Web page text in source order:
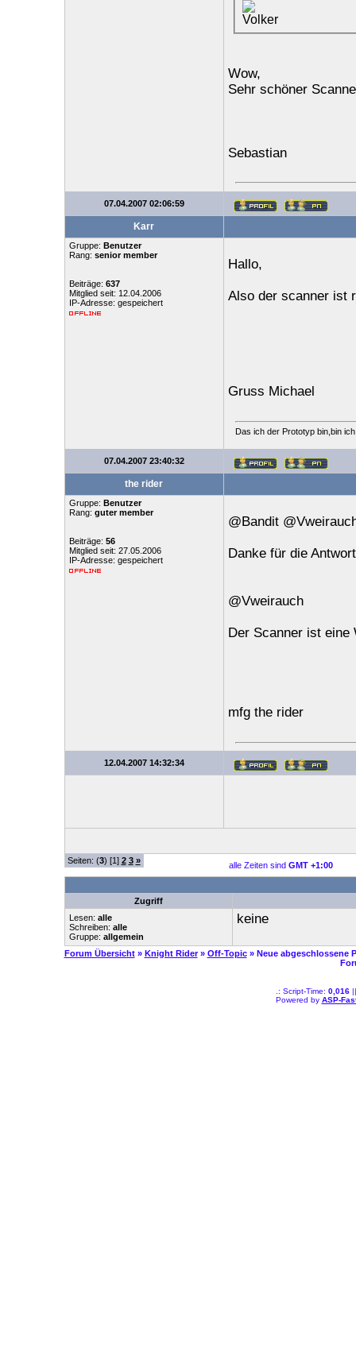
Volker
Wow,
Sehr schöner
Sebastian
07.04.2007 02:06:59
Karr
Gruppe: Benutzer
Rang: senior member
Beiträge: 637
Mitglied seit: 12.04.2006
IP-Adresse: gespeichert
Hallo,
Also der scanner ist
Gruss Michael
Das ich der Prototyp bin,bin
07.04.2007 23:40:32
the rider
Gruppe: Benutzer
Rang: guter member
Beiträge: 56
Mitglied seit: 27.05.2006
IP-Adresse: gespeichert
@Bandit
Danke für die
@Vweirauch
Der Scanner ist eine
mfg the rider
12.04.2007 14:32:34
Seiten: (3) [1] 2 3 » alle Zeiten sind GMT +1:00
Zugriff
Lesen: alle
Schreiben: alle
Gruppe: allgemein
keine
Forum Übersicht » Knight Rider » Off-Topic » Neue abgeschlossene
.: Script-Time: 0,016||
Powered by ASP-